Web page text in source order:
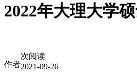
2022年大理大学
作者
次阅读
2021-09-26